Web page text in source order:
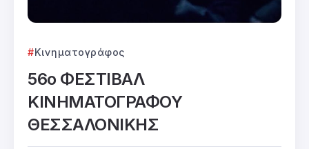
Κινηματογράφος
56ο ΦΕΣΤΙΒΑΛ
ΚΙΝΗΜΑΤΟΓΡΑΦΟΥ
ΘΕΣΣΑΛΟΝΙΚΗΣ